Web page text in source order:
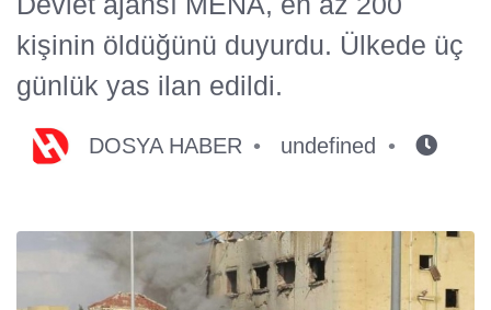
kişinin öldüğünü duyurdu. Ülkede üç
günlük yas ilan edildi.
DOSYA HABER undefined